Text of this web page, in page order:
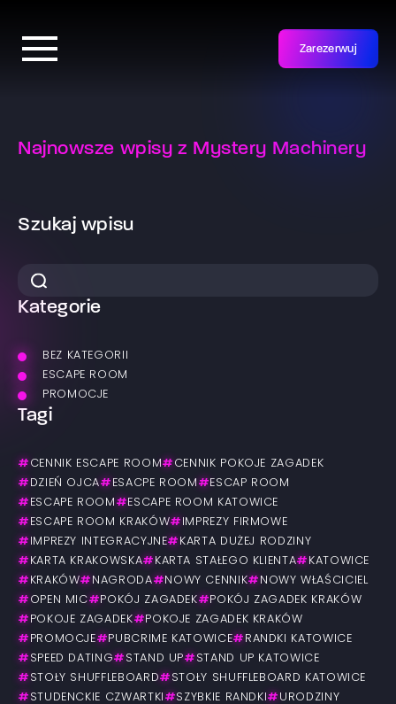
Zarezerwuj
Najnowsze wpisy z Mystery Machinery
Szukaj wpisu
Kategorie
BEZ KATEGORII
ESCAPE ROOM
PROMOCJE
Tagi
# CENNIK ESCAPE ROOM # CENNIK POKOJE ZAGADEK
# DZIEŃ OJCA# ESACPE ROOM # ESCAP ROOM
# ESCAPE ROOM # ESCAPE ROOM KATOWICE
# ESCAPE ROOM KRAKÓW# IMPREZY FIRMOWE
# IMPREZY INTEGRACYJNE# KARTA DUŻEJ RODZINY
# KARTA KRAKOWSKA# KARTA STAŁEGO KLIENTA# KATOWICE
# KRAKÓW# NAGRODA# NOWY CENNIK# NOWY WŁAŚCICIEL
# OPEN MIC# POKÓJ ZAGADEK# POKÓJ ZAGADEK KRAKÓW
# POKOJE ZAGADEK# POKOJE ZAGADEK KRAKÓW
# PROMOCJE# PUBCRIME KATOWICE# RANDKI KATOWICE
# SPEED DATING# STAND UP# STAND UP KATOWICE
# STOŁY SHUFFLEBOARD# STOŁY SHUFFLEBOARD KATOWICE
# STUDENCKIE CZWARTKI #SZYBKIE RANDKI # URODZINY